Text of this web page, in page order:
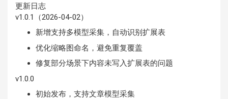
更新日志
v1.0.1（2026-04-02）
新增支持多模型采集，自动识别扩展表
优化缩略图命名，避免重复覆盖
修复部分场景下内容未写入扩展表的问题
v1.0.0
初始发布，支持文章模型采集